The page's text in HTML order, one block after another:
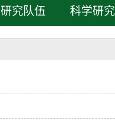
研究队伍 科学研究